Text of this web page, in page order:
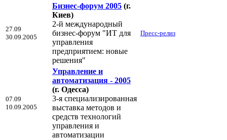
27.09
30.09.2005
Бизнес-форум 2005 (г.
Киев)
2-й международный
бизнес-форум "ИТ для
управления
предприятием: новые
решения"
Пресс-релиз
07.09
10.09.2005
Управление и
автоматизация - 2005
(г. Одесса)
3-я специализированная
выставка методов и
средств технологий
управления и
автоматизации